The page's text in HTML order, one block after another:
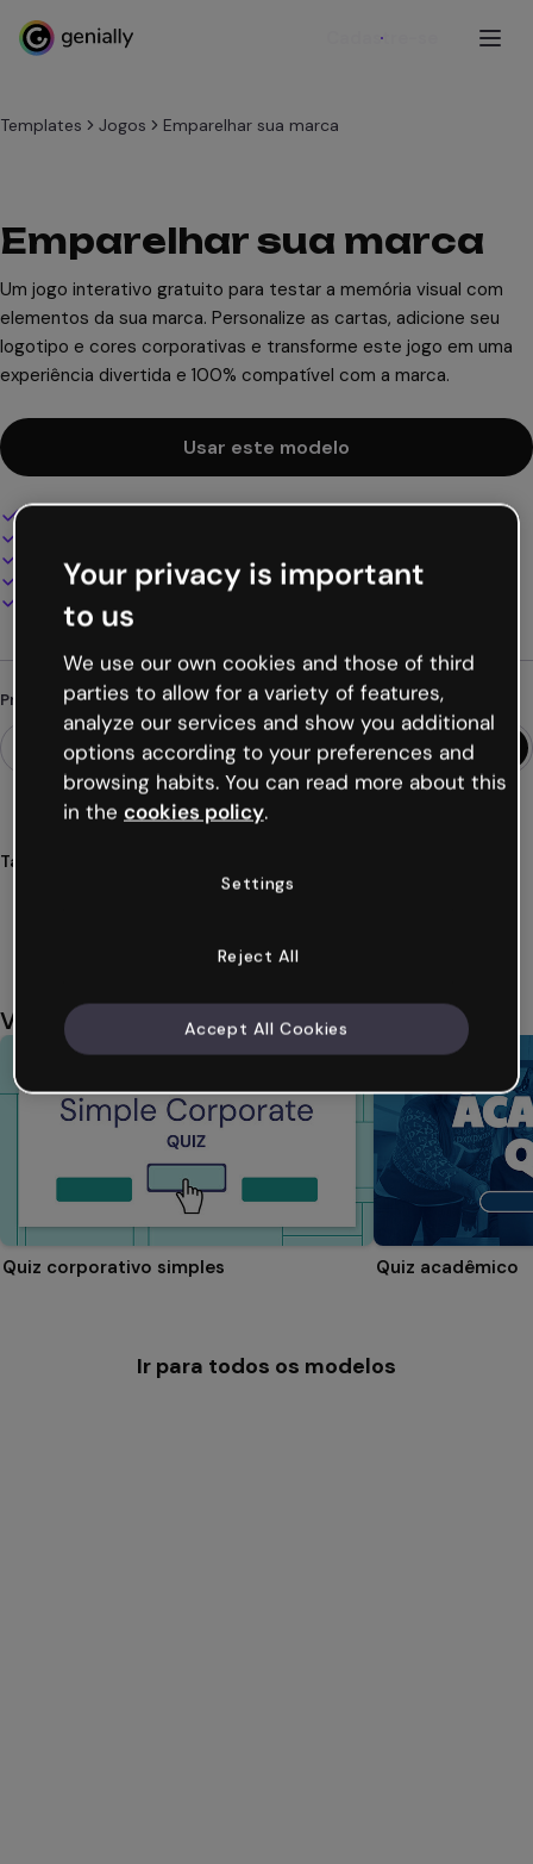
Cadastre-se
Templates Jogos Emparelhar sua marca
Emparelhar sua marca
Um jogo interativo gratuito para testar a memória visual com
elementos da sua marca. Personalize as cartas, adicione seu
logotipo e cores corporativas e transforme este jogo em uma
experiência divertida e 100% compatível com a marca.
Usar este modelo
Design interativo e animado
Adicione áudio, vídeo e multimídia
Apresente, compartilhe ou publique online
Baixe em PDF, MP4 e outros formatos
Procurando algo diferente?
Tags
memória branding
Você também pode gostar
Quiz corporativo simples Quiz acadêmico
Ir para todos os modelos
Your privacy is important
to us
We use our own cookies and those of third
parties to allow for a variety of features,
analyze our services and show you additional
options according to your preferences and
browsing habits. You can read more about this
in the cookies policy.
Settings
Reject All
Accept All Cookies